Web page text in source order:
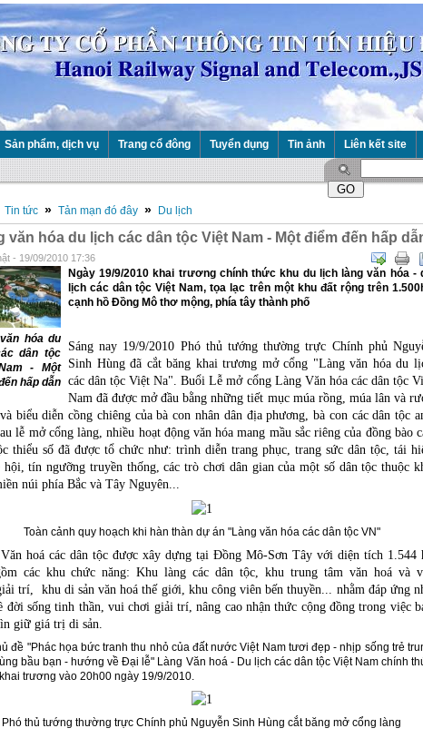
Sản phẩm, dịch vụ Trang cổ đông Tuyển dụng Tin ảnh Liên kết site
Tin tức » Tản mạn đó đây » Du lịch
văn hóa du lịch các dân tộc Việt Nam - Một điểm đến hấp
- 19/09/2010 17:36
hóa du
dân tộc
- Một
hấp dẫn
Ngày 19/9/2010 khai trương chính thức khu du lịch làng văn hóa -
lịch các dân tộc Việt Nam, tọa lạc trên một khu đất rộng trên
cạnh hồ Đồng Mô thơ mộng, phía tây thành phố
Sáng nay 19/9/2010 Phó thủ tướng thường trực Chính phủ
Sinh Hùng đã cắt băng khai trương mở cổng "Làng văn hóa du
các dân tộc Việt Na". Buổi Lễ mở cổng Làng Văn hóa các dân tộc
Nam đã được mở đầu bằng những tiết mục múa rồng, múa lân và
biểu diễn cồng chiêng của bà con nhân dân địa phương, bà con các dân tộc
lễ mở cổng làng, nhiều hoạt động văn hóa mang mầu sắc riêng của đồng bào
thiểu số đã được tổ chức như: trình diễn trang phục, trang sức dân tộc, tái
hội, tín ngưỡng truyền thống, các trò chơi dân gian của một số dân tộc thuộc
núi phía Bắc và Tây Nguyên...
Toàn cảnh quy hoạch khi hàn thàn dự án "Làng văn hóa các dân tộc VN"
hoá các dân tộc được xây dựng tại Đồng Mô-Sơn Tây với diện tích 1.544
các khu chức năng: Khu làng các dân tộc, khu trung tâm văn hoá và
trí, khu di sản văn hoá thế giới, khu công viên bến thuyền... nhằm đáp ứng
đời sống tinh thần, vui chơi giải trí, nâng cao nhận thức cộng đồng trong việc
giữ giá trị di sản.
đề "Phác họa bức tranh thu nhỏ của đất nước Việt Nam tươi đẹp - nhịp sống trẻ
bầu bạn - hướng về Đại lễ" Làng Văn hoá - Du lịch các dân tộc Việt Nam chính
trương vào 20h00 ngày 19/9/2010.
Phó thủ tướng thường trực Chính phủ Nguyễn Sinh Hùng cắt băng mở cổng làng